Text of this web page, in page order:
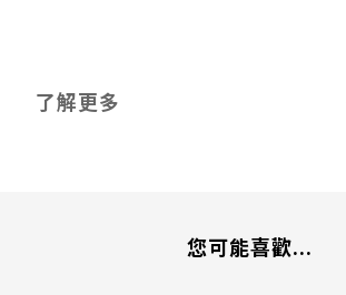
了解更多
您可能喜歡...